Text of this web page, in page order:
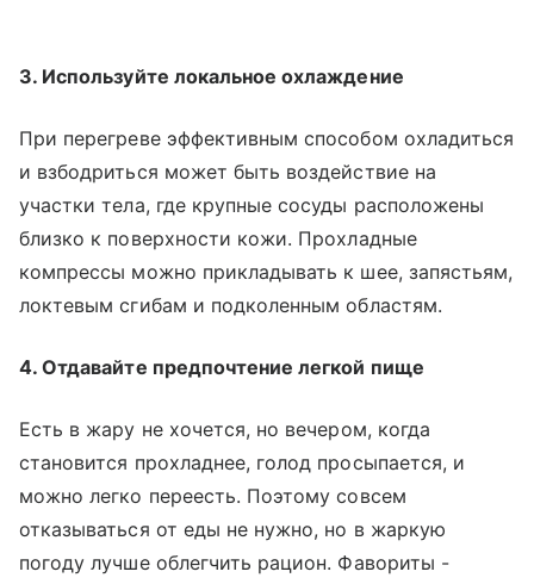
3. Используйте локальное охлаждение
При перегреве эффективным способом охладиться
и взбодриться может быть воздействие на
участки тела, где крупные сосуды расположены
близко к поверхности кожи. Прохладные
компрессы можно прикладывать к шее, запястьям,
локтевым сгибам и подколенным областям.
4. Отдавайте предпочтение легкой пище
Есть в жару не хочется, но вечером, когда
становится прохладнее, голод просыпается, и
можно легко переесть. Поэтому совсем
отказываться от еды не нужно, но в жаркую
погоду лучше облегчить рацион. Фавориты -